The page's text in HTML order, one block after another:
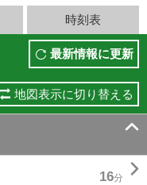
時刻表
最新情報に更新
地図表示に切り替える

16分 